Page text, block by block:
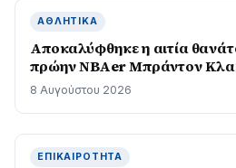
ΑΘΛΗΤΙΚΆ
Αποκαλύφθηκε η αιτία
πρώην NBAer Μπράντον
8 Αυγούστου 2026
ΕΠΙΚΑΙΡΌΤΗΤΑ